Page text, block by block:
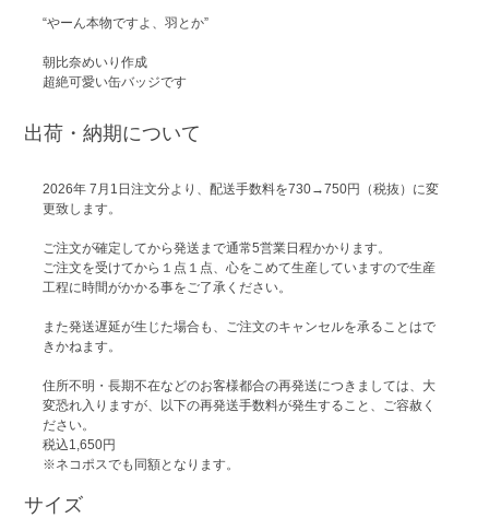
“やーん本物ですよ、羽とか”
朝比奈めいり作成
超絶可愛い缶バッジです
出荷・納期について
2026年 7月1日注文分より、配送手数料を730→750円（税抜）に変
更致します。
ご注文が確定してから発送まで通常5営業日程かかります。
ご注文を受けてから１点１点、心をこめて生産していますので生産
工程に時間がかかる事をご了承ください。
また発送遅延が生じた場合も、ご注文のキャンセルを承ることはで
きかねます。
住所不明・長期不在などのお客様都合の再発送につきましては、大
変恐れ入りますが、以下の再発送手数料が発生すること、ご容赦く
ださい。
税込1,650円
※ネコポスでも同額となります。
サイズ